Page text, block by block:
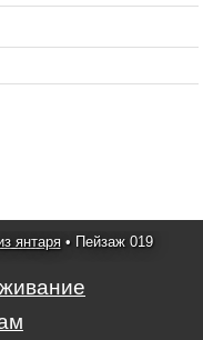
янтаря • Пейзаж 019